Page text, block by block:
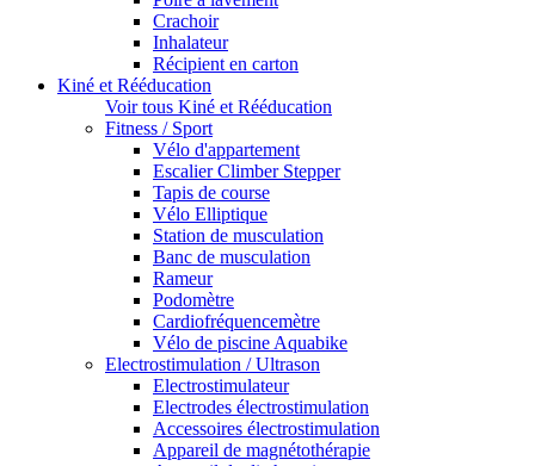
Crachoir
Inhalateur
Récipient en carton
Kiné et Rééducation
Voir tous Kiné et Rééducation
Fitness / Sport
Vélo d'appartement
Escalier Climber Stepper
Tapis de course
Vélo Elliptique
Station de musculation
Banc de musculation
Rameur
Podomètre
Cardiofréquencemètre
Vélo de piscine Aquabike
Electrostimulation / Ultrason
Electrostimulateur
Electrodes électrostimulation
Accessoires électrostimulation
Appareil de magnétothérapie